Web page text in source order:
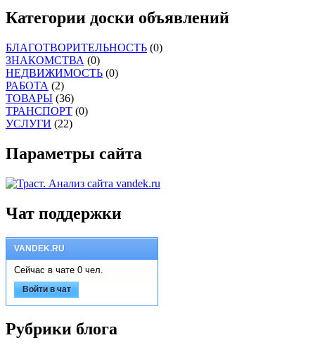
Категории доски объявлений
БЛАГОТВОРИТЕЛЬНОСТЬ (0)
ЗНАКОМСТВА (0)
НЕДВИЖИМОСТЬ (0)
РАБОТА (2)
ТОВАРЫ (36)
ТРАНСПОРТ (0)
УСЛУГИ (22)
Параметры сайта
Чат поддержки
VANDEK.RU
Сейчас в чате 0 чел.
Войти в чат
Рубрики блога